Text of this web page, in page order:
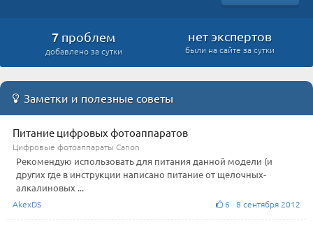
7 проблем
добавлено за сутки
нет экспертов
были на сайте за сутки
Заметки и полезные советы
Питание цифровых фотоаппаратов
Цифровые фотоаппараты Canon
Рекомендую использовать для питания данной модели (и
других где в инструкции написано питание от щелочных-
алкалиновых ...
AkexDS 6 8 сентября 2012